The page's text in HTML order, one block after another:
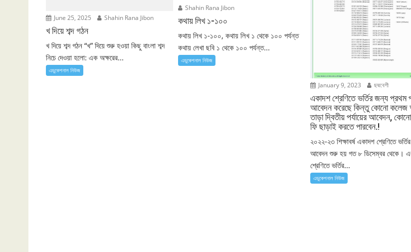
June 25, 2025 Shahin Rana Jibon
খ দিয়ে শব্দ গঠন
খ দিয়ে শব্দ গঠন “খ” দিয়ে শুরু হওয়া কিছু বাংলা শব্দ
নিচে দেওয়া হলো: এক অক্ষরের...
এডুকেশনাল নিউজ
Shahin Rana Jibon
কথায় লিখ ১-১০০
কথায় লিখ ১-১০০, কথায় লিখ ১ থেকে ১০০ পর্যন্ত
কথায় লেখা ছবি ১ থেকে ১০০ পর্যন্ত...
এডুকেশনাল নিউজ
January 9, 2023 ছদ্মবেশী
একাদশ শ্রেণিতে ভর্তির জন্য প্রথম
আবেদন করেছে কিন্তু কোনো কলেজ
তাড়া দ্বিতীয় পর্যায়ের আবেদন,
ফি ছাড়াই করতে পারবেন.!
২০২২-২৩ শিক্ষাবর্ষ একাদশ শ্রেণিতে
আবেদন শুরু হয় গত ৮ ডিসেম্বর থেকে।
শ্রেণিতে ভর্তির...
এডুকেশনাল নিউজ